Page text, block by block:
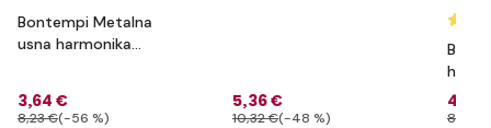
Bontempi Metalna
usna harmonika
3,64 €
8,23 €(-56 %)
5,36 €
10,32 €(-48 %)
46
81